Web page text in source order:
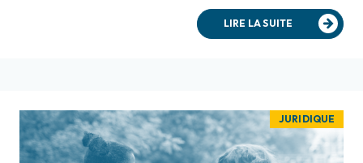
LIRE LA SUITE
JURIDIQUE